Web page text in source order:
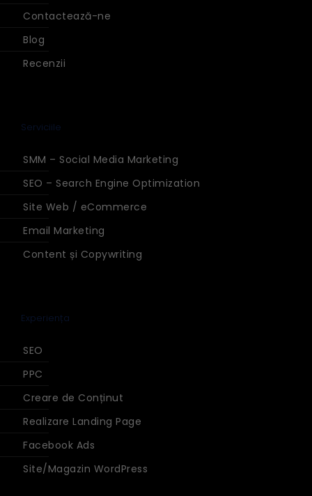
Contactează-ne
Blog
Recenzii
Serviciile
SMM – Social Media Marketing
SEO – Search Engine Optimization
Site Web / eCommerce
Email Marketing
Content și Copywriting
Experiența
SEO
PPC
Creare de Conținut
Realizare Landing Page
Facebook Ads
Site/Magazin WordPress